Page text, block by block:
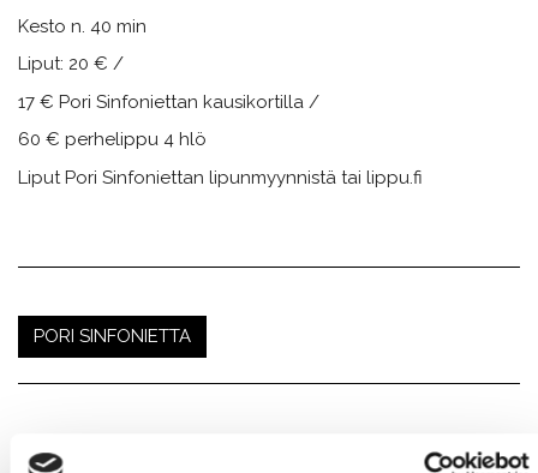
Kesto n. 40 min
Liput: 20 € /
17 € Pori Sinfoniettan kausikortilla /
60 € perhelippu 4 hlö​​​​​​​
Liput Pori Sinfoniettan lipunmyynnistä tai lippu.fi
PORI SINFONIETTA